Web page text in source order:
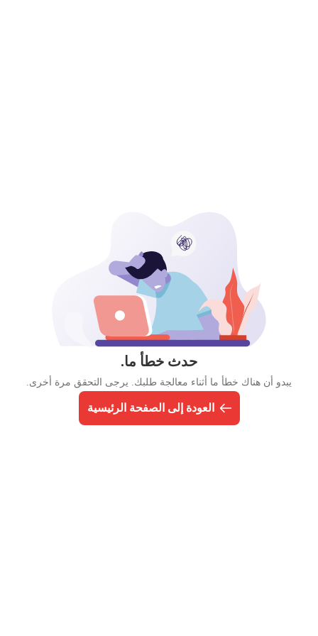
حدث خطأ ما.
يبدو أن هناك خطأ ما أثناء معالجة طلبك. يرجى التحقق مرة أخرى.
العودة إلى الصفحة الرئيسية